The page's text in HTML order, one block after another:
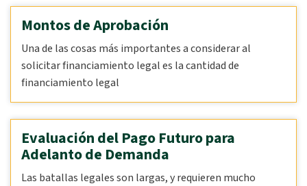
Montos de Aprobación
Una de las cosas más importantes a considerar al
solicitar financiamiento legal es la cantidad de
financiamiento legal
Evaluación del Pago Futuro para
Adelanto de Demanda
Las batallas legales son largas, y requieren mucho